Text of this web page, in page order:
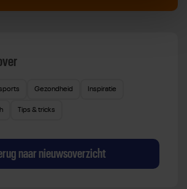
Gezondheid Inspiratie
Tips & tricks
naar nieuwsoverzicht